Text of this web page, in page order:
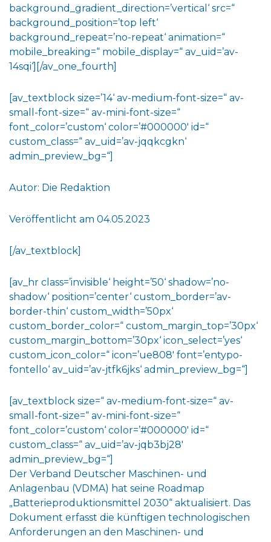
background_gradient_direction=’vertical‘ src=“
background_position=’top left‘
background_repeat=’no-repeat‘ animation=“
mobile_breaking=“ mobile_display=“ av_uid=’av-
14sqi‘][/av_one_fourth]
[av_textblock size=’14‘ av-medium-font-size=“ av-
small-font-size=“ av-mini-font-size=“
font_color=’custom‘ color=’#000000′ id=“
custom_class=“ av_uid=’av-jqqkcgkn‘
admin_preview_bg=“]
Autor: Die Redaktion
Veröffentlicht am 04.05.2023
[/av_textblock]
[av_hr class=’invisible‘ height=’50‘ shadow=’no-
shadow‘ position=’center‘ custom_border=’av-
border-thin‘ custom_width=’50px‘
custom_border_color=“ custom_margin_top=’30px‘
custom_margin_bottom=’30px‘ icon_select=’yes‘
custom_icon_color=“ icon=’ue808′ font=’entypo-
fontello‘ av_uid=’av-jtfk6jks‘ admin_preview_bg=“]
[av_textblock size=“ av-medium-font-size=“ av-
small-font-size=“ av-mini-font-size=“
font_color=’custom‘ color=’#000000′ id=“
custom_class=“ av_uid=’av-jqb3bj28′
admin_preview_bg=“]
Der Verband Deutscher Maschinen- und
Anlagenbau (VDMA) hat seine Roadmap
„Batterieproduktionsmittel 2030“ aktualisiert. Das
Dokument erfasst die künftigen technologischen
Anforderungen an den Maschinen- und